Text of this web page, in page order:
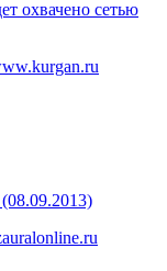
охвачено сетью